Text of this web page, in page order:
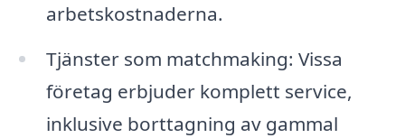
arbetskostnaderna.
Tjänster som matchmaking: Vissa
företag erbjuder komplett service,
inklusive borttagning av gammal